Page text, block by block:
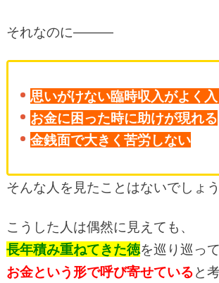
それなのに―――
思いがけない臨時収入がよく
お金に困った時に助けが現れる
金銭面で大きく苦労しない
そんな人を見たことはないでしょう
こうした人は偶然に見えても、
長年積み重ねてきた徳を巡り巡って
お金という形で呼び寄せていると